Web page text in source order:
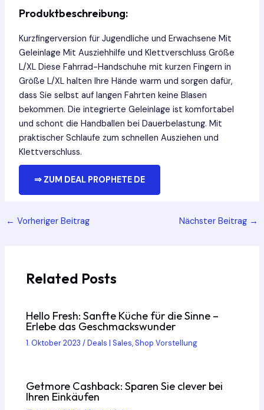
Produktbeschreibung:
Kurzfingerversion für Jugendliche und Erwachsene Mit
Geleinlage Mit Ausziehhilfe und Klettverschluss Größe
L/XL Diese Fahrrad-Handschuhe mit kurzen Fingern in
Größe L/XL halten Ihre Hände warm und sorgen dafür,
dass Sie selbst auf langen Fahrten keine Blasen
bekommen. Die integrierte Geleinlage ist komfortabel
und schont die Handballen bei Dauerbelastung. Mit
praktischer Schlaufe zum schnellen Ausziehen und
Klettverschluss.
⇒ ZUM DEAL PROPHETE DE
Post
← Vorheriger Beitrag Nächster Beitrag →
Related Posts
Hello Fresh: Sanfte Küche für die Sinne –
Erlebe das Geschmackswunder
1. Oktober 2023/Deals | Sales,Shop Vorstellung
Getmore Cashback: Sparen Sie clever bei
Ihren Einkäufen